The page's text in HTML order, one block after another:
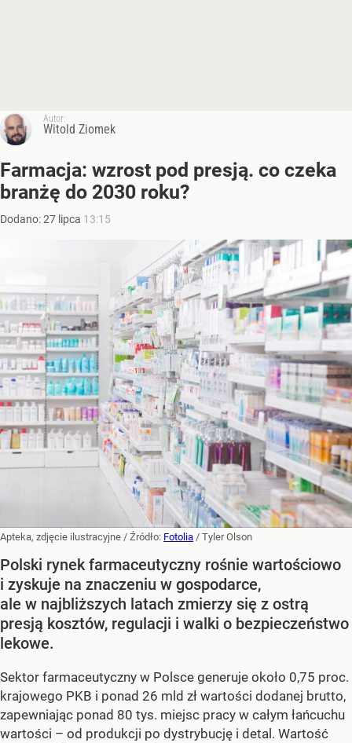
Autor:
Witold Ziomek
Farmacja: wzrost pod presją. co czeka
branżę do 2030 roku?
Dodano:27 lipca 13:15
Apteka, zdjęcie ilustracyjne / Źródło: Fotolia / Tyler Olson
Polski rynek farmaceutyczny rośnie wartościowo
i zyskuje na znaczeniu w gospodarce,
ale w najbliższych latach zmierzy się z ostrą
presją kosztów, regulacji i walki o bezpieczeństwo
lekowe.
Sektor farmaceutyczny w Polsce generuje około 0,75 proc.
krajowego PKB i ponad 26 mld zł wartości dodanej brutto,
zapewniając ponad 80 tys. miejsc pracy w całym łańcuchu
wartości – od produkcji po dystrybucję i detal. Wartość